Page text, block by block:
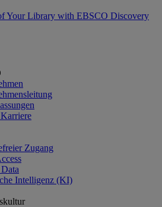
Your Library with EBSCO Discovery
Zugang
Intelligenz (KI)